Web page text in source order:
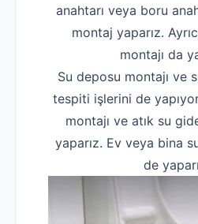
anahtarı veya boru
montaj yaparız.
montajı da
Su deposu montajı ve
tespiti işlerini de
montajı ve atık su
yaparız. Ev veya bina
de